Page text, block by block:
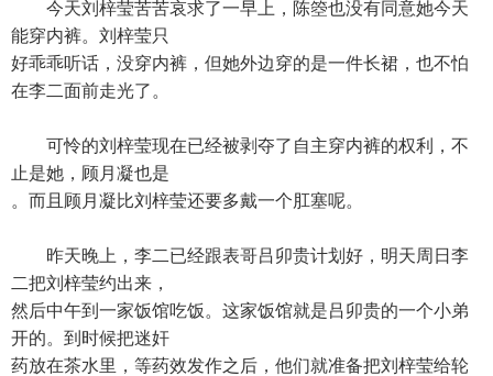
今天刘梓莹苦苦哀求了一早上，陈箜也没有同意她今天
能穿内裤。刘梓莹只
好乖乖听话，没穿内裤，但她外边穿的是一件长裙，也不怕
在李二面前走光了。
可怜的刘梓莹现在已经被剥夺了自主穿内裤的权利，不
止是她，顾月凝也是
。而且顾月凝比刘梓莹还要多戴一个肛塞呢。
昨天晚上，李二已经跟表哥吕卯贵计划好，明天周日李
二把刘梓莹约出来，
然后中午到一家饭馆吃饭。这家饭馆就是吕卯贵的一个小弟
开的。到时候把迷奸
药放在茶水里，等药效发作之后，他们就准备把刘梓莹给轮